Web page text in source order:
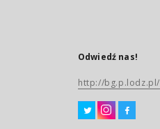
Odwiedź nas!
http://bg.p.lodz.pl/